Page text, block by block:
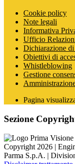
Cookie policy
Note legali
Informativa
Ufficio
Dichiarazione
Obiettivi di
Whistleblowing
Gestione
Pagina
Sezione
Copyright 2026 |
Parma S.p.A. |